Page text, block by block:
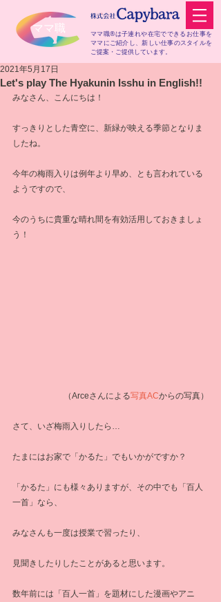
​ママ職
ママ職®は子連れや在宅でできるお仕事を
ママにご紹介し、新しい仕事のスタイルを
ご提案・ご提供しています。
Let's play The Hyakunin Isshu in English!!
2021年5月17日
みなさん、こんにちは！
すっきりとした青空に、新緑が映える季節となりま
したね。
今年の梅雨入りは例年より早め、とも言われている
ようですので、
今のうちに貴重な晴れ間を有効活用しておきましょ
う！
（Arceさんによる写真ACからの写真）
さて、いざ梅雨入りしたら…
たまにはお家で「かるた」でもいかがですか？
「かるた」にも様々ありますが、その中でも「百人
一首」なら、
みなさんも一度は授業で習ったり、
見聞きしたりしたことがあると思います。
数年前には「百人一首」を題材にした漫画やアニ